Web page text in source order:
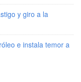
y giro a la
e instala temor a